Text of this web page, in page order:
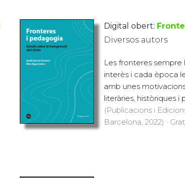
Digital obert:
Diversos autors
Les fronteres sempre
interès i cada època
amb unes
literàries, històriques i
(Publicacions i
Barcelona, 2022) ·